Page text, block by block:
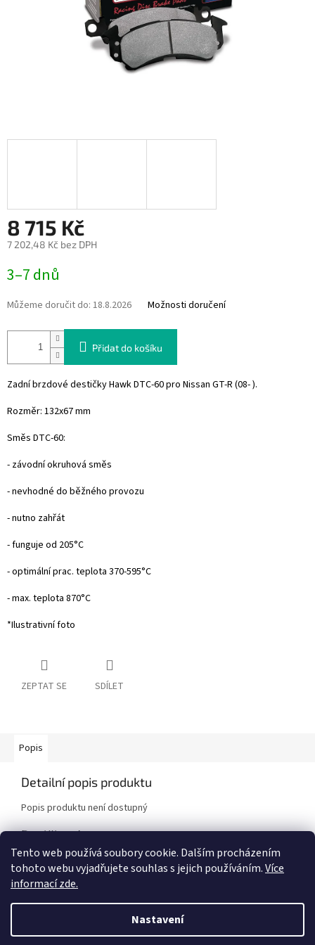
Tento web používá soubory cookie. Dalším procházením
tohoto webu vyjadřujete souhlas s jejich používáním.Více
informací zde.
Nastavení
8 715 Kč
7 202,48 Kč bez DPH
cena:
3–7 dnů
Můžeme doručit do: 18.8.2026 Možnosti doručení
Přidat do košíku
Zadní brzdové destičky Hawk DTC-60 pro Nissan GT-R (08- ).
Rozměr: 132x67 mm
Směs DTC-60:
- závodní okruhová směs
- nevhodné do běžného provozu
- nutno zahřát
- funguje od 205°C
- optimální prac. teplota 370-595°C
- max. teplota 870°C
*Ilustrativní foto
ZEPTAT SE SDÍLET
Popis
Detailní popis produktu
Popis produktu není dostupný
Doplňkové parametry
Kategorie:
Brzdové destičky
Značka vozidla:
Nissan